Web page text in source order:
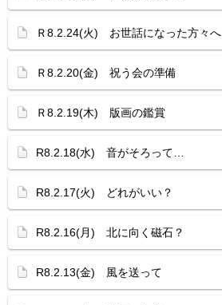
Ｒ8.2.24(火) お世話になった方々へ
Ｒ8.2.20(金) 祝う会の準備
Ｒ8.2.19(木) 版画の鑑賞
R8.2.18(水) 音がそろって…
R8.2.17(火) どれがいい？
R8.2.16(月) 北に向く磁石？
R8.2.13(金) 風を送って